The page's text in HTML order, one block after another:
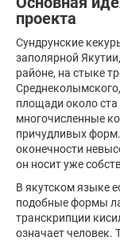
проекта
Сундрунские
заполярной
районе, на стыке
площади около
многочисленные
причудливых форм.
оконечности
он носит уже
В якутском языке
подобные формы
транскрипции
означает человек.